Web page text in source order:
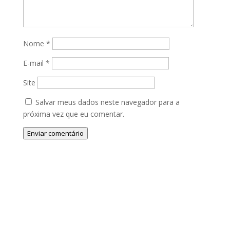
Nome *
E-mail *
Site
Salvar meus dados neste navegador para a
próxima vez que eu comentar.
Enviar comentário